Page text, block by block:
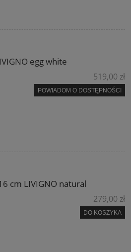
egg white
519,00 zł
POWIADOM O DOSTĘPNOŚCI
cm LIVIGNO natural
279,00 zł
DO KOSZYKA